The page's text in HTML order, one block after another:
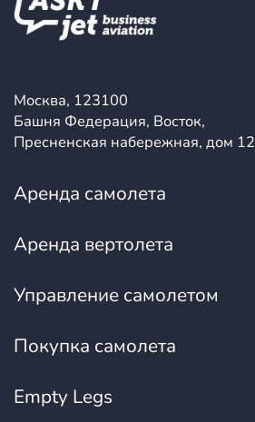
Москва, 123100
Башня Федерация, Восток,
Пресненская набережная, дом 12
Аренда самолета
Аренда вертолета
Управление самолетом
Покупка самолета
Empty Legs